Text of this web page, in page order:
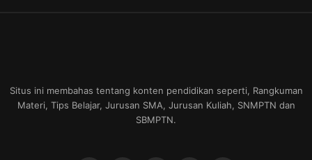
Situs ini membahas tentang konten pendidikan seperti, Rangkuman
Materi, Tips Belajar, Jurusan SMA, Jurusan Kuliah, SNMPTN dan
SBMPTN.